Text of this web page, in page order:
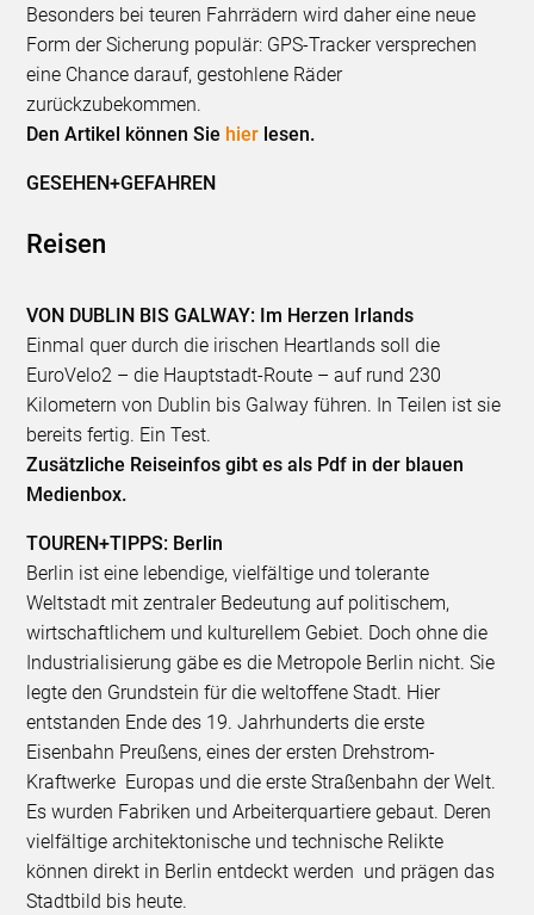
Besonders bei teuren Fahrrädern wird daher eine neue
Form der Sicherung populär: GPS-Tracker versprechen
eine Chance darauf, gestohlene Räder
zurückzubekommen.
Den Artikel können Sie hier lesen.
GESEHEN+GEFAHREN
Reisen
VON DUBLIN BIS GALWAY: Im Herzen Irlands
Einmal quer durch die irischen Heartlands soll die
EuroVelo2 – die Hauptstadt-Route – auf rund 230
Kilometern von Dublin bis Galway führen. In Teilen ist sie
bereits fertig. Ein Test.
Zusätzliche Reiseinfos gibt es als Pdf in der blauen
Medienbox.
TOUREN+TIPPS: Berlin
Berlin ist eine lebendige, vielfältige und tolerante
Weltstadt mit zentraler Bedeutung auf politischem,
wirtschaftlichem und kulturellem Gebiet. Doch ohne die
Industrialisierung gäbe es die Metropole Berlin nicht. Sie
legte den Grundstein für die weltoffene Stadt. Hier
entstanden Ende des 19. Jahrhunderts die erste
Eisenbahn Preußens, eines der ersten Drehstrom-
Kraftwerke Europas und die erste Straßenbahn der Welt.
Es wurden Fabriken und Arbeiterquartiere gebaut. Deren
vielfältige architektonische und technische Relikte
können direkt in Berlin entdeckt werden und prägen das
Stadtbild bis heute.